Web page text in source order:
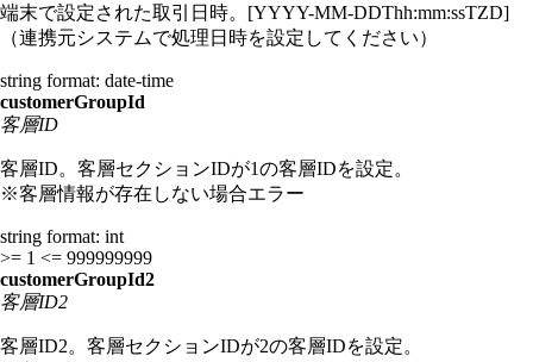
端末で設定された取引日時。[YYYY-MM-DDThh:mm:ssTZD]
（連携元システムで処理日時を設定してください）
string format: date-time
customerGroupId
客層ID
客層ID。客層セクションIDが1の客層IDを設定。
※客層情報が存在しない場合エラー
string format: int
>= 1 <= 999999999
customerGroupId2
客層ID2
客層ID2。客層セクションIDが2の客層IDを設定。